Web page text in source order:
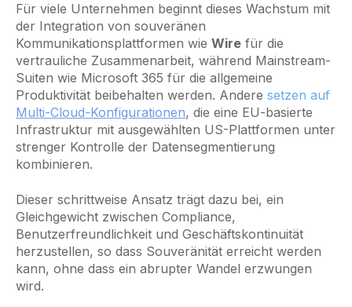
Für viele Unternehmen beginnt dieses Wachstum mit
der Integration von souveränen
Kommunikationsplattformen wie Wire für die
vertrauliche Zusammenarbeit, während Mainstream-
Suiten wie Microsoft 365 für die allgemeine
Produktivität beibehalten werden. Andere setzen auf
Multi-Cloud-Konfigurationen, die eine EU-basierte
Infrastruktur mit ausgewählten US-Plattformen unter
strenger Kontrolle der Datensegmentierung
kombinieren.
Dieser schrittweise Ansatz trägt dazu bei, ein
Gleichgewicht zwischen Compliance,
Benutzerfreundlichkeit und Geschäftskontinuität
herzustellen, so dass Souveränität erreicht werden
kann, ohne dass ein abrupter Wandel erzwungen
wird.